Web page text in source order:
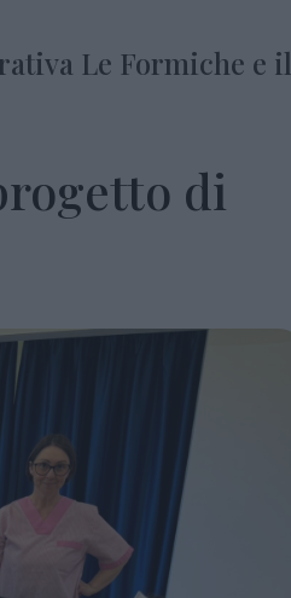
Le Formiche e il
di